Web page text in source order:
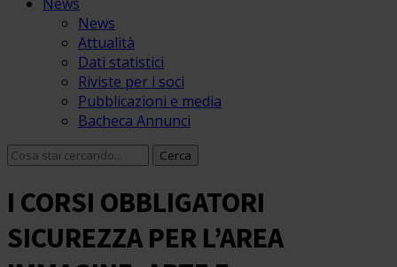
News
Attualità
Dati statistici
Riviste per i soci
Pubblicazioni e media
Bacheca Annunci
I CORSI OBBLIGATORI
SICUREZZA PER L’AREA